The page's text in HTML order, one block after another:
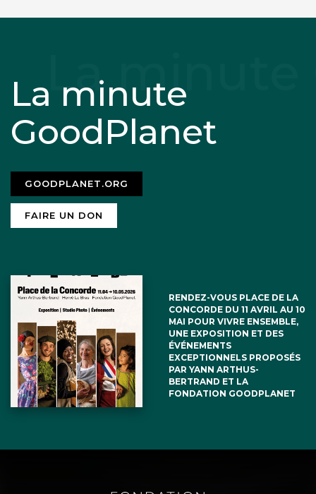
La minute
GoodPlanet
GOODPLANET.ORG
FAIRE UN DON
RENDEZ-VOUS PLACE DE LA
CONCORDE DU 11 AVRIL AU 10
MAI POUR VIVRE ENSEMBLE,
UNE EXPOSITION ET DES
ÉVÉNEMENTS
EXCEPTIONNELS PROPOSÉS
PAR YANN ARTHUS-
BERTRAND ET LA
FONDATION GOODPLANET